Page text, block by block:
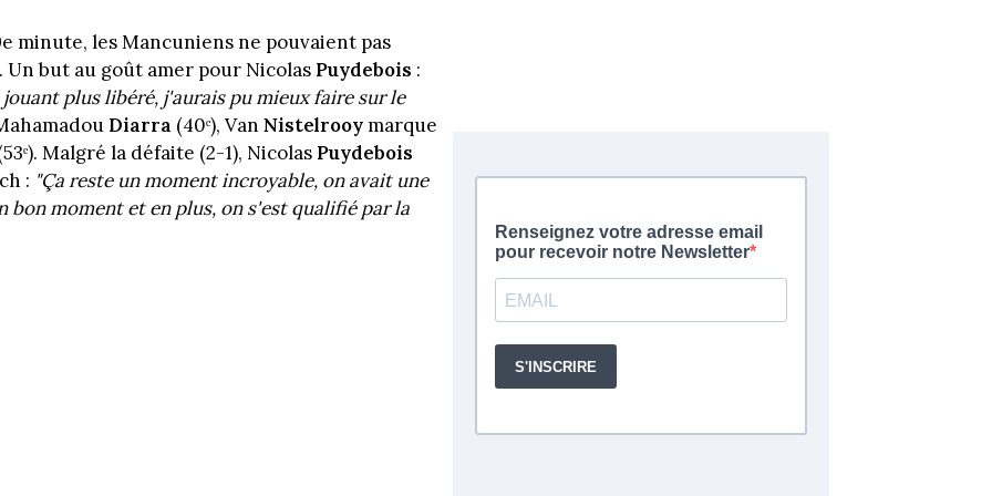
minute, les Mancuniens ne pouvaient pas
but au goût amer pour Nicolas Puydebois :
plus libéré, j'aurais pu mieux faire sur le
Diarra (40ᵉ), Van Nistelrooymarque
Malgré la défaite (2-1), Nicolas Puydebois
: "Ça reste un moment incroyable, on avait une
moment et en plus, on s'est qualifié par la